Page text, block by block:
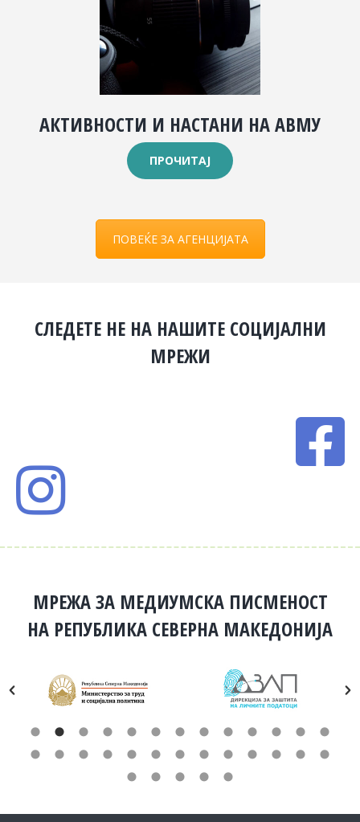
АКТИВНОСТИ И НАСТАНИ НА АВМУ
ПРОЧИТАЈ
ПОВЕЌЕ ЗА АГЕНЦИЈАТА
СЛЕДЕТЕ НЕ НА НАШИТЕ СОЦИЈАЛНИ
МРЕЖИ
МРЕЖА ЗА МЕДИУМСКА ПИСМЕНОСТ
НА РЕПУБЛИКА СЕВЕРНА МАКЕДОНИЈА